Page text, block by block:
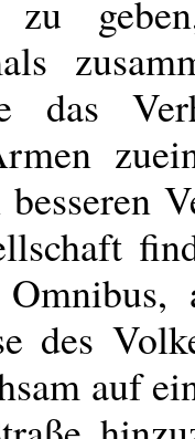
zu
das
des
auf